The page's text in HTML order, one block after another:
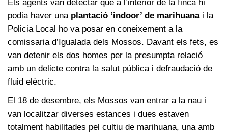
Els agents van detectar que a l’interior de la finca hi
podia haver una plantació ‘indoor’ de marihuanai la
Policia Local ho va posar en coneixement a la
comissaria d’Igualada dels Mossos. Davant els fets, es
van detenir els dos homes per la presumpta relació
amb un delicte contra la salut pública i defraudació de
fluid elèctric.
El 18 de desembre, els Mossos van entrar a la nau i
van localitzar diverses estances i dues estaven
totalment habilitades pel cultiu de marihuana, una amb